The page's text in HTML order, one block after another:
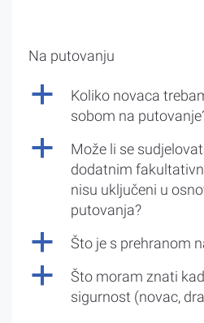
Na putovanju
a
Koliko novaca
sobom na
a
Može li se
dodatnim
nisu uključeni u
putovanja?
a Što je s prehranom
a
Što moram znati
sigurnost (novac,